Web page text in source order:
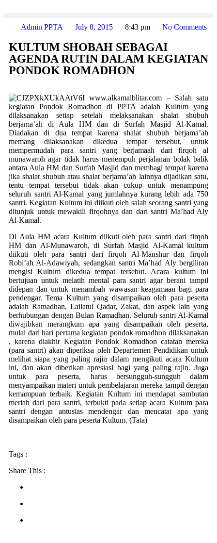
Admin PPTA July 8, 2015 8:43 pm No Comments
KULTUM SHOBAH SEBAGAI
AGENDA RUTIN DALAM KEGIATAN
PONDOK ROMADHON
www.alkamalblitar.com – Salah satu
kegiatan Pondok Romadhon di PPTA adalah Kultum yang
dilaksanakan setiap setelah melaksanakan shalat shubuh
berjama’ah di Aula HM dan di Surfah Masjid Al-Kamal.
Diadakan di dua tempat karena shalat shubuh berjama’ah
memang dilaksanakan dikedua tempat tersebut, untuk
mempermudah para santri yang berjamaah dari firqoh al
munawaroh agar tidak harus menempuh perjalanan bolak balik
antara Aula HM dan Surfah Masjid dan membagi tempat karena
jika shalat shubuh atau shalat berjama’ah lainnya dijadikan satu,
tentu tempat tersebut tidak akan cukup untuk menampung
seluruh santri Al-Kamal yang jumlahnya kurang lebih ada 750
santri. Kegiatan Kultum ini diikuti oleh salah seorang santri yang
ditunjuk untuk mewakili firqohnya dan dari santri Ma’had Aly
Al-Kamal.
Di Aula HM acara Kultum diikuti oleh para santri dari firqoh
HM dan Al-Munawaroh, di Surfah Masjid Al-Kamal kultum
diikuti oleh para santri dari firqoh Al-Manshur dan firqoh
Robi’ah Al-Adawiyah, sedangkan santri Ma’had Aly bergiliran
mengisi Kultum dikedua tempat tersebut. Acara kultum ini
bertujuan untuk melatih mental para santri agar berani tampil
didepan dan untuk menambah wawasan keagamaan bagi para
pendengar. Tema Kultum yang disampaikan oleh para peserta
adalah Ramadhan, Lailatul Qadar, Zakat, dan aspek lain yang
berhubungan dengan Bulan Ramadhan. Seluruh santri Al-Kamal
diwajibkan merangkum apa yang disampaikan oleh peserta,
mulai dari hari pertama kegiatan pondok romadhon dilaksanakan
, karena diakhir Kegiatan Pondok Romadhon catatan mereka
(para santri) akan diperiksa oleh Departemen Pendidikan untuk
melihat siapa yang paling rajin dalam mengikuti acara Kultum
ini, dan akan diberikan apresiasi bagi yang paling rajin. Juga
untuk para peserta, harus bersungguh-sungguh dalam
menyampaikan materi untuk pembelajaran mereka tampil dengan
kemampuan terbaik. Kegiatan Kultum ini mendapat sambutan
meriah dari para santri, terbukti pada setiap acara Kultum para
santri dengan antusias mendengar dan mencatat apa yang
disampaikan oleh para peserta Kultum. (Tata)
Tags :
Share This :